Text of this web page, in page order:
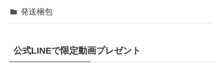
発送梱包
公式LINEで限定動画プレゼント